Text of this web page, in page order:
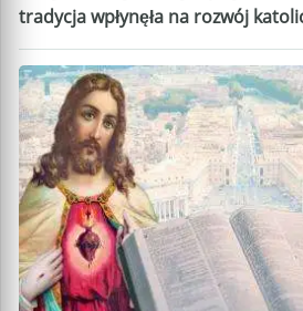
tradycja wpłynęła na rozwój